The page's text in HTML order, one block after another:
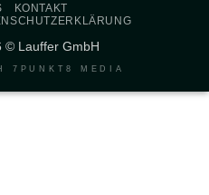
KONTAKT
© Lauffer GmbH
7PUNKT8 MEDIA